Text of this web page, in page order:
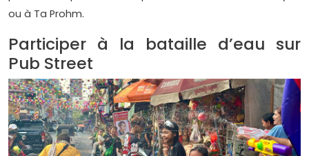
ou à Ta Prohm.
Participer à la bataille d’eau sur
Pub Street